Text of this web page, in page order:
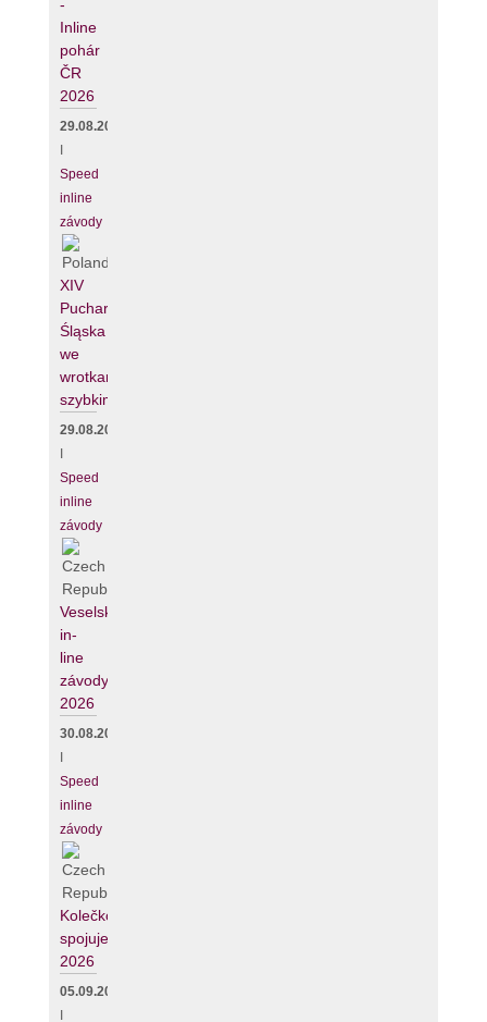
-
Inline
pohár
ČR
2026
29.08.2026
Speed
inline
závody
XIV
Puchar
Śląska
we
wrotkarstwie
szybkim
29.08.2026
Speed
inline
závody
Veselské
in-
line
závody
2026
30.08.2026
Speed
inline
závody
Kolečko
spojuje
2026
05.09.2026